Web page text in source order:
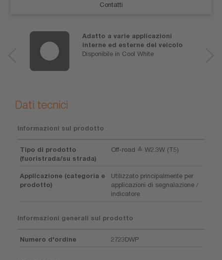
Contatti
Adatto a varie applicazioni
interne ed esterne del veicolo
Disponibile in Cool White
Dati tecnici
Informazioni sul prodotto
Tipo di prodotto
(fuoristrada/su strada)
Off-road ≙ W2.3W (T5)
Applicazione (categoria e
prodotto)
Utilizzato principalmente per
applicazioni di segnalazione /
indicatore
Informazioni generali sul prodotto
Numero d'ordine 2723DWP